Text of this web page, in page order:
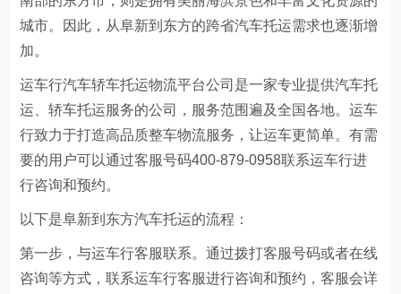
城市。因此，从阜新到东方的跨省汽车托运需求也逐渐增
加。
运车行汽车轿车托运物流平台公司是一家专业提供汽车托
运、轿车托运服务的公司，服务范围遍及全国各地。运车
行致力于打造高品质整车物流服务，让运车更简单。有需
要的用户可以通过客服号码400-879-0958联系运车行进
行咨询和预约。
以下是阜新到东方汽车托运的流程：
第一步，与运车行客服联系。通过拨打客服号码或者在线
咨询等方式，联系运车行客服进行咨询和预约，客服会详